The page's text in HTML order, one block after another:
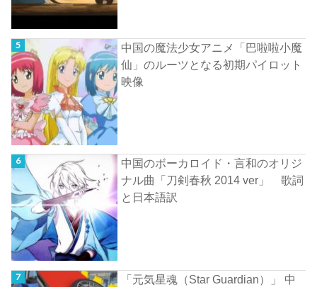
中国の魔法少女アニメ「巴啦啦小魔
仙」のルーツとなる初期パイロット
映像
中国のボーカロイド・言和のオリジ
ナル曲「刀剣春秋 2014 ver」 歌詞
と日本語訳
「元気星魂（Star Guardian）」 中